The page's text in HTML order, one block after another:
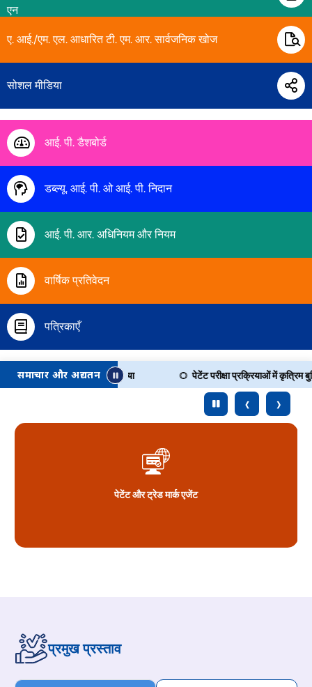
एन
ए. आई./एम. एल. आधारित टी. एम. आर. सार्वजनिक खोज
सोशल मीडिया
आई. पी. डैशबोर्ड
डब्ल्यू. आई. पी. ओ आई. पी. निदान
आई. पी. आर. अधिनियम और नियम
वार्षिक प्रतिवेदन
पत्रिकाएँ
समाचार और अद्यतन
31.08.2026 तक बढ़ाया गया पेटेंट परीक्षा प्रक्रियाओं में कृत्रिम
पेटेंट और ट्रेड मार्क एजेंट
‹ ›
प्रमुख प्रस्ताव